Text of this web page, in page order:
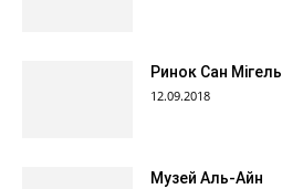
Ринок Сан Мігель
12.09.2018
Музей Аль-Айн